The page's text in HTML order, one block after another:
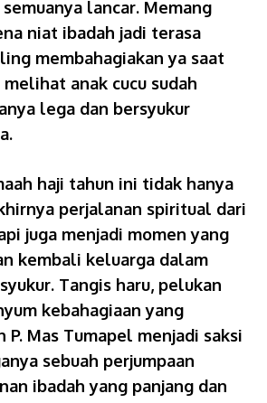
lancar. Memang
niat ibadah jadi terasa
membahagiakan ya saat
melihat anak cucu sudah
lega dan bersyukur
haji tahun ini tidak hanya
perjalanan spiritual dari
juga menjadi momen yang
kembali keluarga dalam
Tangis haru, pelukan
kebahagiaan yang
P. Mas Tumapel menjadi saksi
sebuah perjumpaan
ibadah yang panjang dan